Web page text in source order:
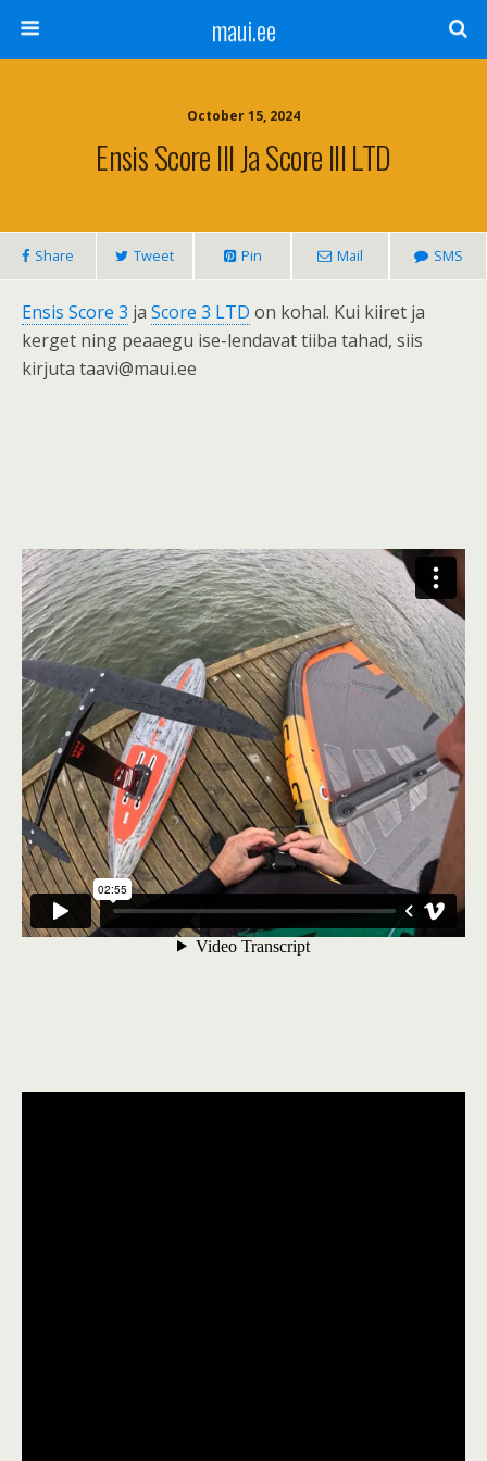
maui.ee
October 15, 2024
Ensis Score III Ja Score III LTD
Share Tweet Pin Mail SMS
Ensis Score 3 ja Score 3 LTD on kohal. Kui kiiret ja
kerget ning peaaegu ise-lendavat tiiba tahad, siis
kirjuta taavi@maui.ee